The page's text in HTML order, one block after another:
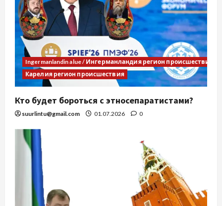
Ingermanlandin alue / Ингерманландия регион происшествия
Карелия регион происшествия
Кто будет бороться с этносепаратистами?
suurlintu@gmail.com 01.07.2026 0